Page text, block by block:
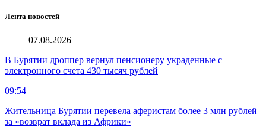
Лента новостей
07.08.2026
В Бурятии дроппер вернул пенсионеру украденные с
электронного счета 430 тысяч рублей
09:54
Жительница Бурятии перевела аферистам более 3 млн рублей
за «возврат вклада из Африки»